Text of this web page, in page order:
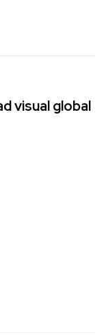
visual global